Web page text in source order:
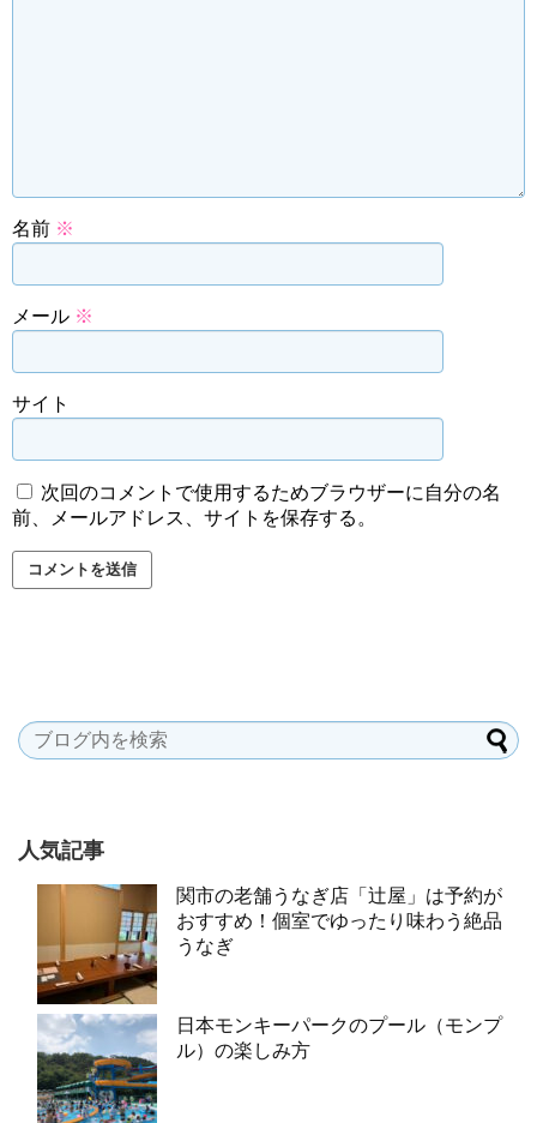
名前 ※
メール ※
サイト
次回のコメントで使用するためブラウザーに自分の名
前、メールアドレス、サイトを保存する。
人気記事
関市の老舗うなぎ店「辻屋」は予約が
おすすめ！個室でゆったり味わう絶品
うなぎ
日本モンキーパークのプール（モンプ
ル）の楽しみ方